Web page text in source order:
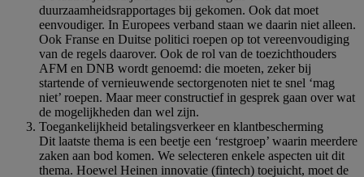
duurzaamheidsrapportages bij gekomen. Ook dat moet
eenvoudiger. In Europees verband staan we daarin niet alleen.
Ook Franse en Duitse politici roepen op tot vereenvoudiging
van de regels daarover. Ook de rol van de toezichthouders
AFM en DNB wordt genoemd: die moeten, zeker bij
startende of vernieuwende sectorgenoten niet te snel ‘mag
niet’ roepen. Maar meer constructief in gesprek gaan over wat
de mogelijkheden dan wel zijn.
Toegankelijkheid betalingsverkeer en klantbescherming
Dit laatste thema is een beetje een ‘restgroep’ waarin meerdere
zaken aan bod komen. We selecteren enkele aspecten uit dit
thema. Hoewel Heinen innovatie (fintech) toejuicht, moet de